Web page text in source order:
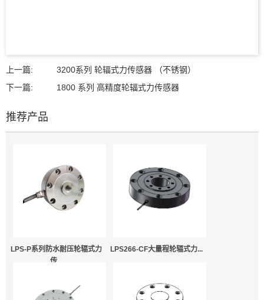
上一篇:
3200系列 轮辐式力传感器 （不锈钢）
下一篇:
1800 系列 高精度轮辐式力传感器
推荐产品
LPS-P系列防水耐压轮辐式力
传...
LPS266-CF大量程轮辐式力...